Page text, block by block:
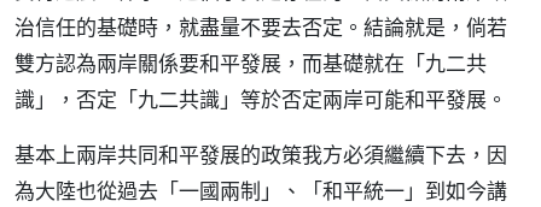
治信任的基礎時，就盡量不要去否定。結論就是，倘若
雙方認為兩岸關係要和平發展，而基礎就在「九二共
識」，否定「九二共識」等於否定兩岸可能和平發展。
基本上兩岸共同和平發展的政策我方必須繼續下去，因
為大陸也從過去「一國兩制」、「和平統一」到如今講